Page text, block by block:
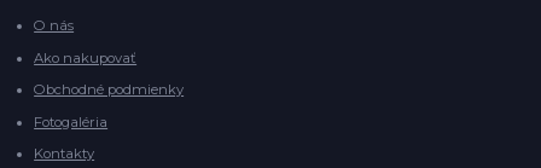
O nás
Ako nakupovať
Obchodné podmienky
Fotogaléria
Kontakty